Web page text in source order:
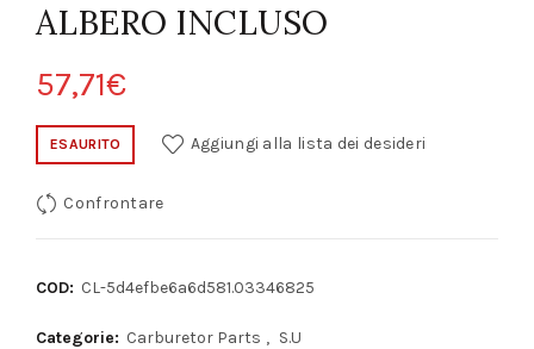
ALBERO INCLUSO
57,71€
ESAURITO Aggiungi alla lista dei desideri
Confrontare
COD: CL-5d4efbe6a6d581.03346825
Categorie: Carburetor Parts , S.U